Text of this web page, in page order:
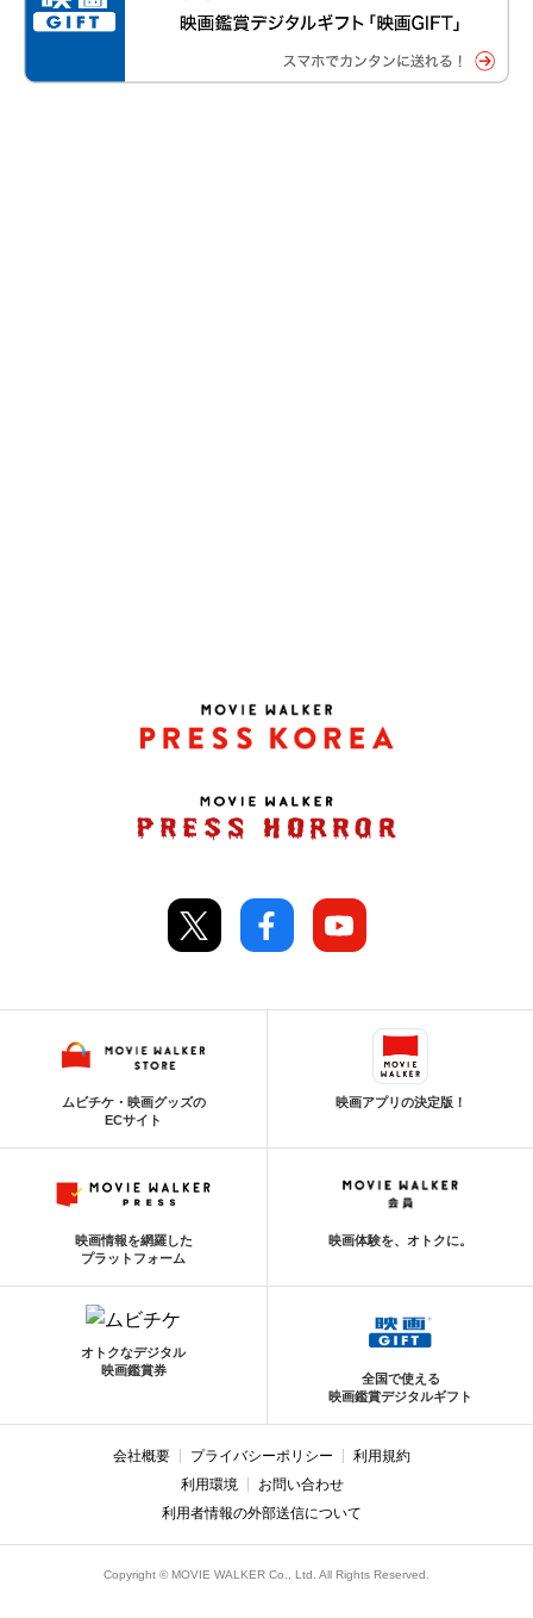
ムビチケ・映画グッズの
ECサイト
映画アプリの決定版！
映画情報を網羅した
プラットフォーム
映画体験を、オトクに。
オトクなデジタル
映画鑑賞券
全国で使える
映画鑑賞デジタルギフト
会社概要 プライバシーポリシー
利用規約
利用環境
お問い合わせ
利用者情報の外部送信について
Copyright © MOVIE WALKER Co., Ltd. All Rights Reserved.